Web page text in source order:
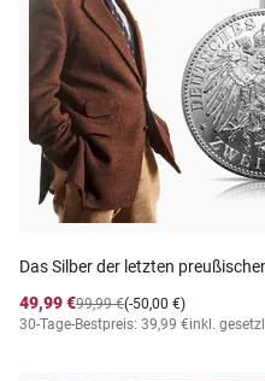
Das Silber der letzten
49,99 €
(-50,00 €)
99,99 €
30-Tage-Bestpreis: 39,99 €inkl.